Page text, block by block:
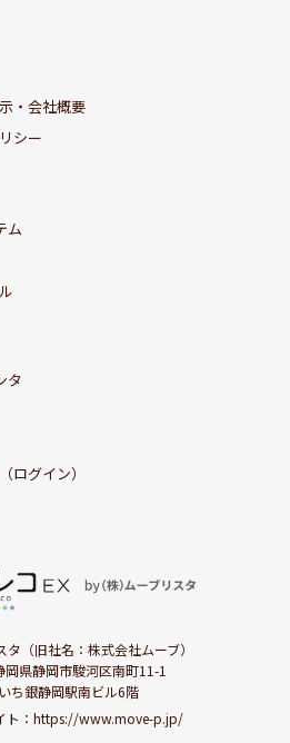
・会社概要
シー
ム
タ
ログイン）
（旧社名：株式会社ムーブ）
県静岡市駿河区南町11-1
ち銀静岡駅南ビル6階
： https://www.move-p.jp/